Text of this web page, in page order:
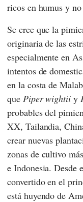
ricos en humus y
Se cree que la
originaria de las
especialmente en
intentos de
en la costa de
que Piper wightii y
probables del
XX, Tailandia,
crear nuevas
zonas de cultivo
e Indonesia. Desde
convertido en el
está huyendo de